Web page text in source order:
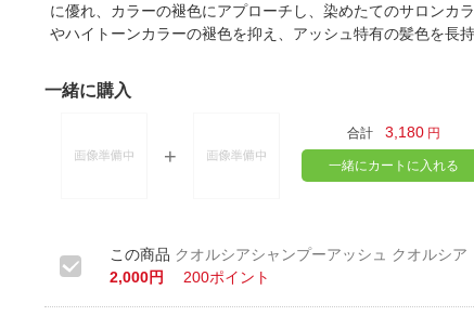
よくある質問・お問合せ
に優れ、カラーの褪色にアプローチし、染めたてのサロンカ
やハイトーンカラーの褪色を抑え、アッシュ特有の髪色を
一緒に購入
合計 3,180 円
一緒にカートに入れる
クオルシアシャンプーアッシュ クオルシア
2,000円
200ポイント